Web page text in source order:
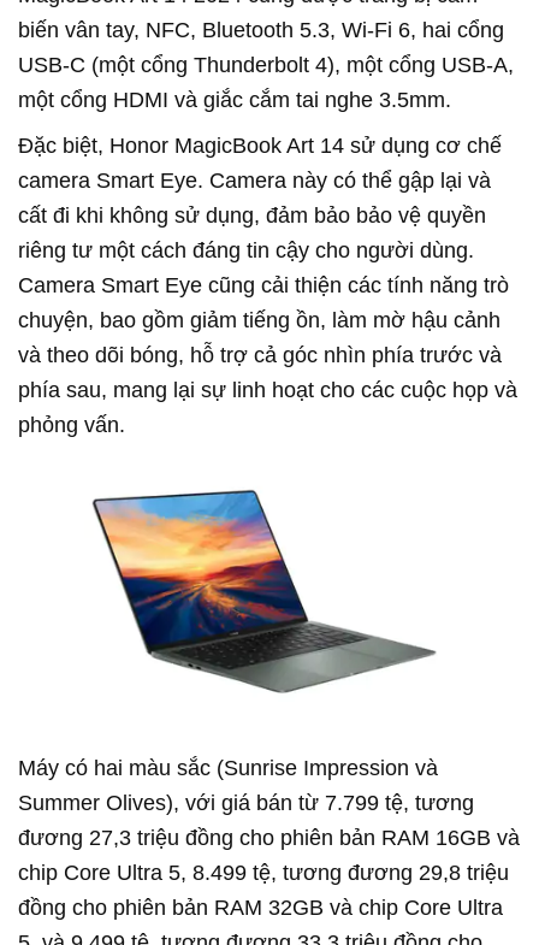
biến vân tay, NFC, Bluetooth 5.3, Wi-Fi 6, hai cổng
USB-C (một cổng Thunderbolt 4), một cổng USB-A,
một cổng HDMI và giắc cắm tai nghe 3.5mm.
Đặc biệt, Honor MagicBook Art 14 sử dụng cơ chế
camera Smart Eye. Camera này có thể gập lại và
cất đi khi không sử dụng, đảm bảo bảo vệ quyền
riêng tư một cách đáng tin cậy cho người dùng.
Camera Smart Eye cũng cải thiện các tính năng trò
chuyện, bao gồm giảm tiếng ồn, làm mờ hậu cảnh
và theo dõi bóng, hỗ trợ cả góc nhìn phía trước và
phía sau, mang lại sự linh hoạt cho các cuộc họp và
phỏng vấn.
Máy có hai màu sắc (Sunrise Impression và
Summer Olives), với giá bán từ 7.799 tệ, tương
đương 27,3 triệu đồng cho phiên bản RAM 16GB và
chip Core Ultra 5, 8.499 tệ, tương đương 29,8 triệu
đồng cho phiên bản RAM 32GB và chip Core Ultra